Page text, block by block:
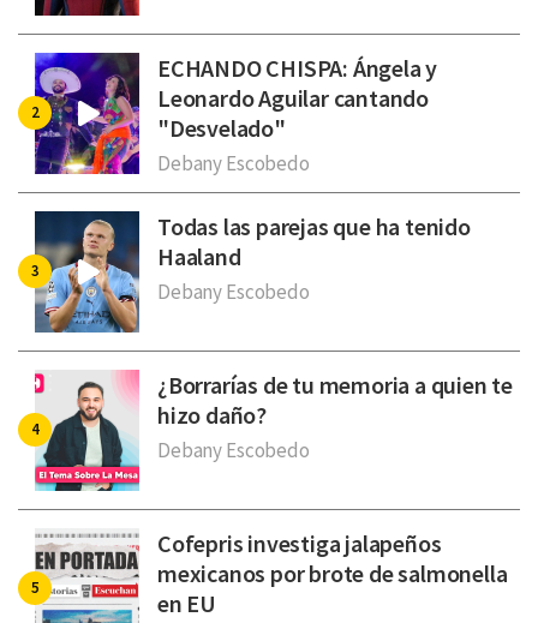
ECHANDO CHISPA: Ángela y
Leonardo Aguilar cantando
"Desvelado"
Debany Escobedo
Todas las parejas que ha tenido
Haaland
Debany Escobedo
¿Borrarías de tu memoria a quien te
hizo daño?
Debany Escobedo
Cofepris investiga jalapeños
mexicanos por brote de salmonella
en EU